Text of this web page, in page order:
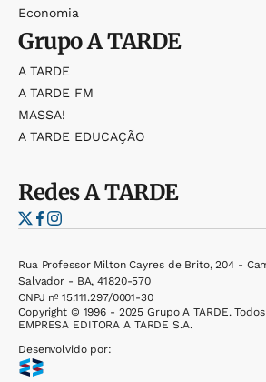
Economia
GrupoA TARDE
A TARDE
A TARDE FM
MASSA!
A TARDE EDUCAÇÃO
RedesA TARDE
Rua Professor Milton Cayres de Brito, 204 -
Salvador - BA, 41820-570
CNPJ nº 15.111.297/0001-30
Copyright © 1996 - 2025 Grupo A TARDE.
EMPRESA EDITORA A TARDE S.A.
Desenvolvido por: